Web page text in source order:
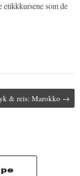
etikkkursene som de
& reis: Marokko →